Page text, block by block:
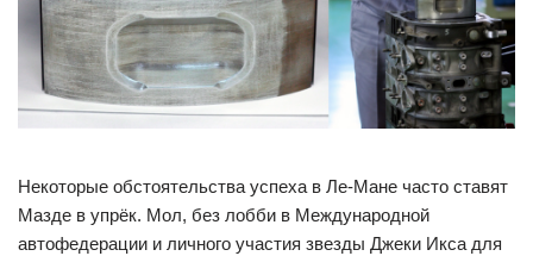
Некоторые обстоятельства успеха в Ле-Мане часто ставят
Мазде в упрёк. Мол, без лобби в Международной
автофедерации и личного участия звезды Джеки Икса для